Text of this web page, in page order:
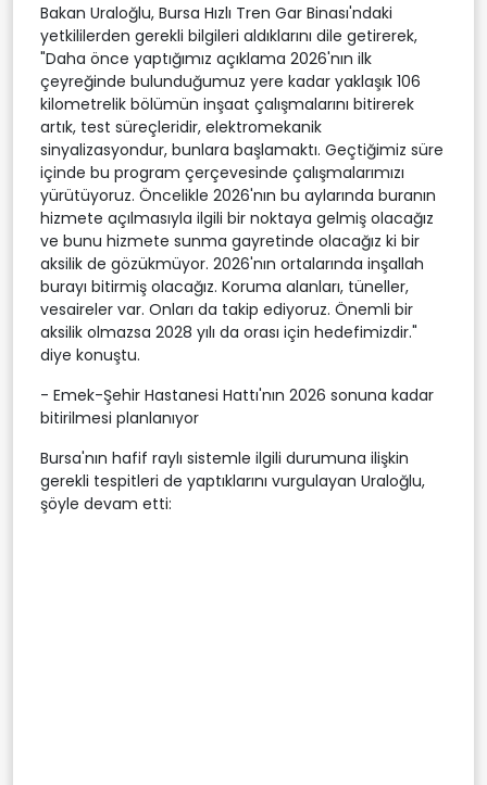
Bakan Uraloğlu, Bursa Hızlı Tren Gar Binası'ndaki
yetkililerden gerekli bilgileri aldıklarını dile getirerek,
"Daha önce yaptığımız açıklama 2026'nın ilk
çeyreğinde bulunduğumuz yere kadar yaklaşık 106
kilometrelik bölümün inşaat çalışmalarını bitirerek
artık, test süreçleridir, elektromekanik
sinyalizasyondur, bunlara başlamaktı. Geçtiğimiz süre
içinde bu program çerçevesinde çalışmalarımızı
yürütüyoruz. Öncelikle 2026'nın bu aylarında buranın
hizmete açılmasıyla ilgili bir noktaya gelmiş olacağız
ve bunu hizmete sunma gayretinde olacağız ki bir
aksilik de gözükmüyor. 2026'nın ortalarında inşallah
burayı bitirmiş olacağız. Koruma alanları, tüneller,
vesaireler var. Onları da takip ediyoruz. Önemli bir
aksilik olmazsa 2028 yılı da orası için hedefimizdir."
diye konuştu.
- Emek-Şehir Hastanesi Hattı'nın 2026 sonuna kadar
bitirilmesi planlanıyor
Bursa'nın hafif raylı sistemle ilgili durumuna ilişkin
gerekli tespitleri de yaptıklarını vurgulayan Uraloğlu,
şöyle devam etti: